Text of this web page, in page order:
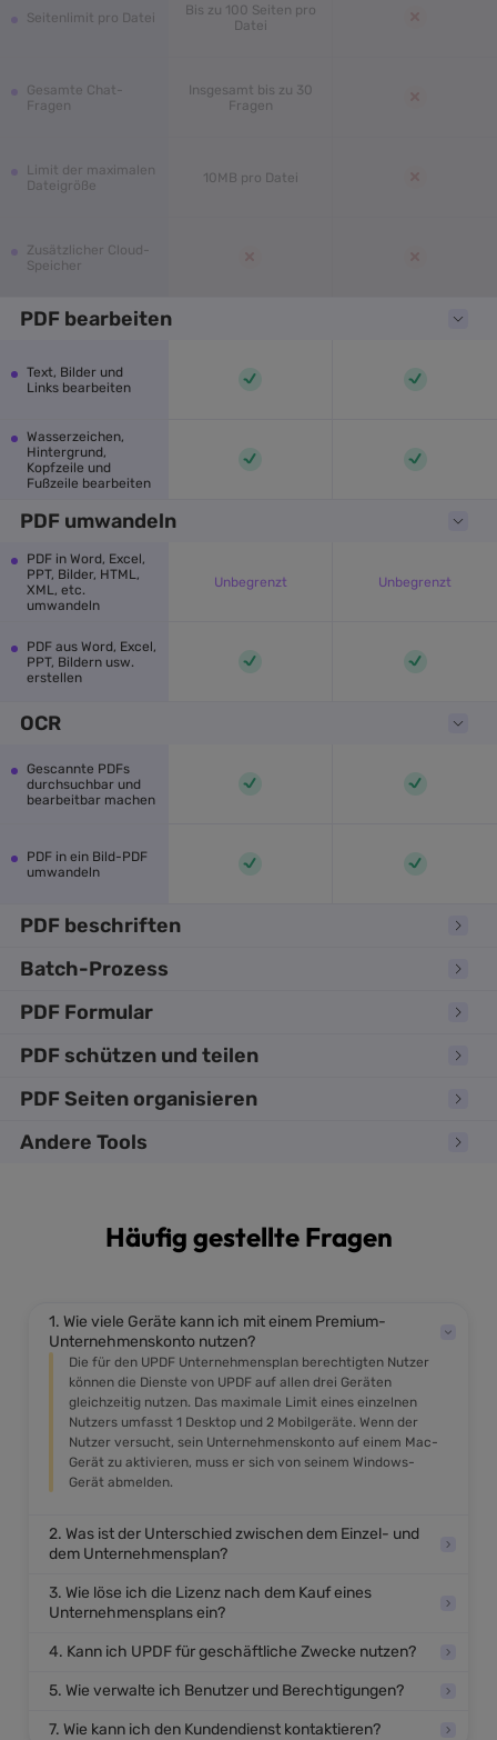
Seitenlimit pro Datei
Bis zu 100 Seiten pro
Datei
Gesamte Chat-
Fragen
Insgesamt bis zu 30
Fragen
Limit der maximalen
Dateigröße
10MB pro Datei
Zusätzlicher Cloud-
Speicher
PDF bearbeiten
Text, Bilder und
Links bearbeiten
Wasserzeichen,
Hintergrund,
Kopfzeile und
Fußzeile bearbeiten
PDF umwandeln
PDF in Word, Excel,
PPT, Bilder, HTML,
XML, etc.
umwandeln
Unbegrenzt Unbegrenzt
PDF aus Word, Excel,
PPT, Bildern usw.
erstellen
OCR
Gescannte PDFs
durchsuchbar und
bearbeitbar machen
PDF in ein Bild-PDF
umwandeln
PDF beschriften
Batch-Prozess
PDF Formular
PDF schützen und teilen
PDF Seiten organisieren
Andere Tools
Häufig gestellte Fragen
1. Wie viele Geräte kann ich mit einem Premium-
Unternehmenskonto nutzen?
Die für den UPDF Unternehmensplan berechtigten Nutzer
können die Dienste von UPDF auf allen drei Geräten
gleichzeitig nutzen. Das maximale Limit eines einzelnen
Nutzers umfasst 1 Desktop und 2 Mobilgeräte. Wenn der
Nutzer versucht, sein Unternehmenskonto auf einem Mac-
Gerät zu aktivieren, muss er sich von seinem Windows-
Gerät abmelden.
2. Was ist der Unterschied zwischen dem Einzel- und
dem Unternehmensplan?
3. Wie löse ich die Lizenz nach dem Kauf eines
Unternehmensplans ein?
4. Kann ich UPDF für geschäftliche Zwecke nutzen?
5. Wie verwalte ich Benutzer und Berechtigungen?
7. Wie kann ich den Kundendienst kontaktieren?